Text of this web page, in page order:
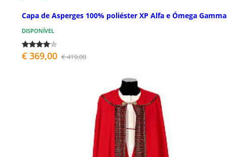
Capa de Asperges 100% poliéster XP Alfa e Ómega Gamma
DISPONÍVEL
€ 369,00 € 419,00